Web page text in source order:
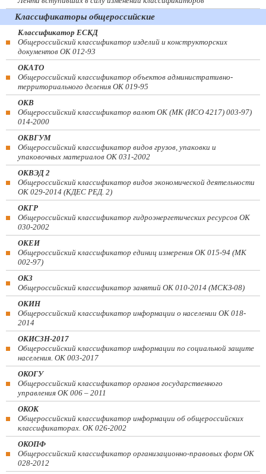
Классификаторы общероссийские
Классификатор ЕСКД
Общероссийский классификатор изделий и конструкторских
документов ОК 012-93
ОКАТО
Общероссийский классификатор объектов административно-
территориального деления ОК 019-95
ОКВ
Общероссийский классификатор валют ОК (МК (ИСО 4217) 003-97)
014-2000
ОКВГУМ
Общероссийский классификатор видов грузов, упаковки и
упаковочных материалов ОК 031-2002
ОКВЭД 2
Общероссийский классификатор видов экономической деятельности
ОК 029-2014 (КДЕС РЕД. 2)
ОКГР
Общероссийский классификатор гидроэнергетических ресурсов ОК
030-2002
ОКЕИ
Общероссийский классификатор единиц измерения ОК 015-94 (МК
002-97)
ОКЗ
Общероссийский классификатор занятий ОК 010-2014 (МСКЗ-08)
ОКИН
Общероссийский классификатор информации о населении ОК 018-
2014
ОКИСЗН-2017
Общероссийский классификатор информации по социальной защите
населения. ОК 003-2017
ОКОГУ
Общероссийский классификатор органов государственного
управления ОК 006 – 2011
ОКОК
Общероссийский классификатор информации об общероссийских
классификаторах. ОК 026-2002
ОКОПФ
Общероссийский классификатор организационно-правовых форм ОК
028-2012